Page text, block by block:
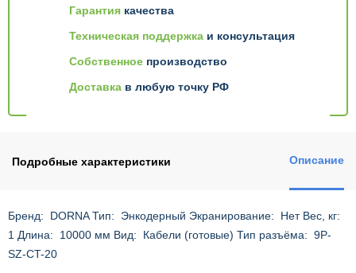
Гарантия качества
Техническая поддержка и консультация
Собственное производство
Доставка в любую точку РФ
Подробные характеристики Описание
Бренд: DORNA Тип: Энкодерный Экранирование: Нет Вес, кг:
1 Длина: 10000 мм Вид: Кабели (готовые) Тип разъёма: 9P-
SZ-CT-20